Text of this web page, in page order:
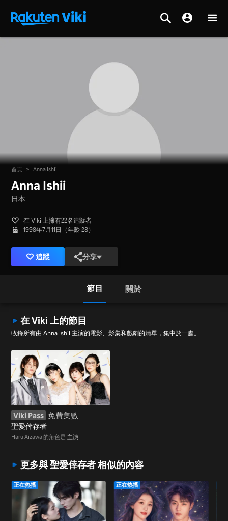
首頁 > Anna Ishii
Anna Ishii
日本
在 Viki 上擁有22名追蹤者
1998年7月11日（年齡 28）
追蹤 分享
節目 關於
在 Viki 上的節目
收錄所有由 Anna Ishii 主演的電影、影集和戲劇的清單，集中於一處。
Viki Pass 免費集數
聖愛倖存者
Haru Aizawa 的角色是 主演
更多與 聖愛倖存者 相似的內容
正在热播 正在热播